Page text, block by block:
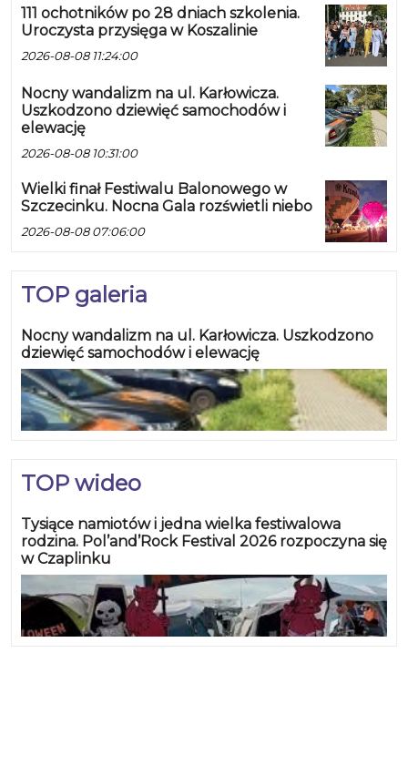
111 ochotników po 28 dniach szkolenia.
Uroczysta przysięga w Koszalinie
2026-08-08 11:24:00
Nocny wandalizm na ul. Karłowicza.
Uszkodzono dziewięć samochodów i
elewację
2026-08-08 10:31:00
Wielki finał Festiwalu Balonowego w
Szczecinku. Nocna Gala rozświetli niebo
2026-08-08 07:06:00
TOP galeria
Nocny wandalizm na ul. Karłowicza. Uszkodzono
dziewięć samochodów i elewację
TOP wideo
Tysiące namiotów i jedna wielka festiwalowa
rodzina. Pol’and’Rock Festival 2026 rozpoczyna się
w Czaplinku